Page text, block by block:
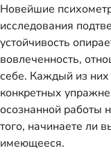
Новейшие
исследования
устойчивость
вовлеченность,
себе. Каждый из
конкретных
осознанной
того, начинаете ли
имеющееся.